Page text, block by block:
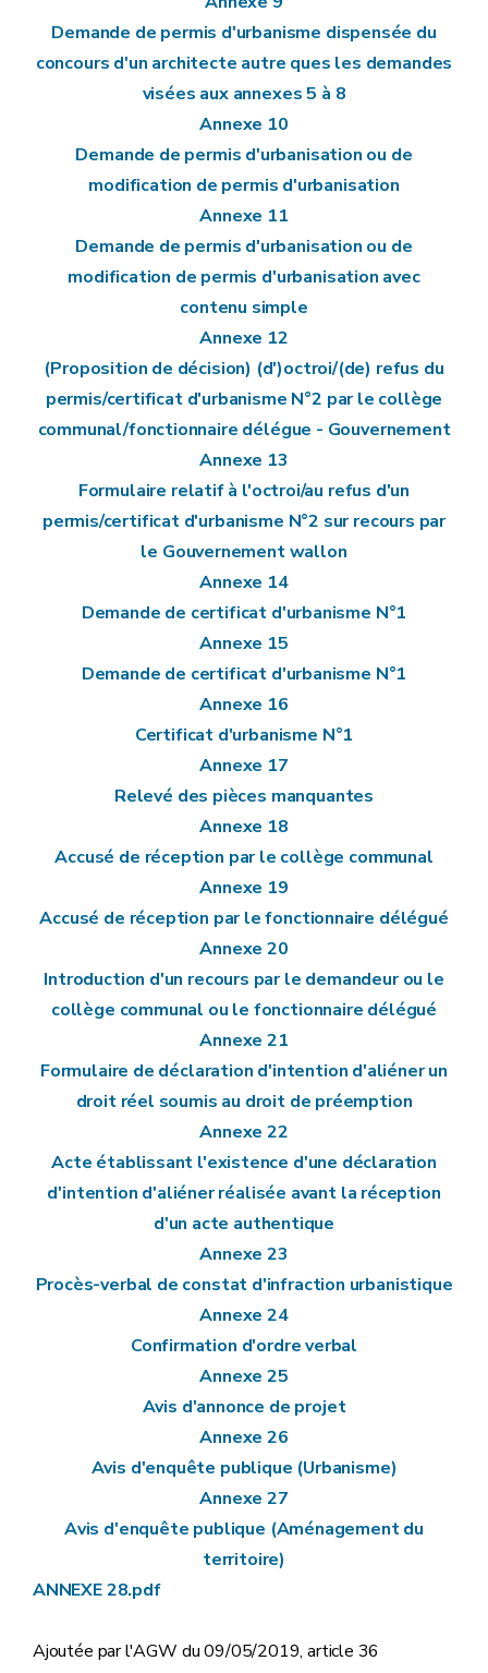
Demande de permis d'urbanisme dispensée du
concours d'un architecte autre ques les demandes
visées aux annexes 5 à 8
Annexe 10
Demande de permis d'urbanisation ou de
modification de permis d'urbanisation
Annexe 11
Demande de permis d'urbanisation ou de
modification de permis d'urbanisation avec
contenu simple
Annexe 12
(Proposition de décision) (d')octroi/(de) refus du
permis/certificat d'urbanisme N°2 par le collège
communal/fonctionnaire délégue - Gouvernement
Annexe 13
Formulaire relatif à l'octroi/au refus d'un
permis/certificat d'urbanisme N°2 sur recours par
le Gouvernement wallon
Annexe 14
Demande de certificat d'urbanisme N°1
Annexe 15
Demande de certificat d'urbanisme N°1
Annexe 16
Certificat d'urbanisme N°1
Annexe 17
Relevé des pièces manquantes
Annexe 18
Accusé de réception par le collège communal
Annexe 19
Accusé de réception par le fonctionnaire délégué
Annexe 20
Introduction d'un recours par le demandeur ou le
collège communal ou le fonctionnaire délégué
Annexe 21
Formulaire de déclaration d'intention d'aliéner un
droit réel soumis au droit de préemption
Annexe 22
Acte établissant l'existence d'une déclaration
d'intention d'aliéner réalisée avant la réception
d'un acte authentique
Annexe 23
Procès-verbal de constat d'infraction urbanistique
Annexe 24
Confirmation d'ordre verbal
Annexe 25
Avis d'annonce de projet
Annexe 26
Avis d'enquête publique (Urbanisme)
Annexe 27
Avis d'enquête publique (Aménagement du
territoire)
ANNEXE 28.pdf
Ajoutée par l'AGW du 09/05/2019, article 36